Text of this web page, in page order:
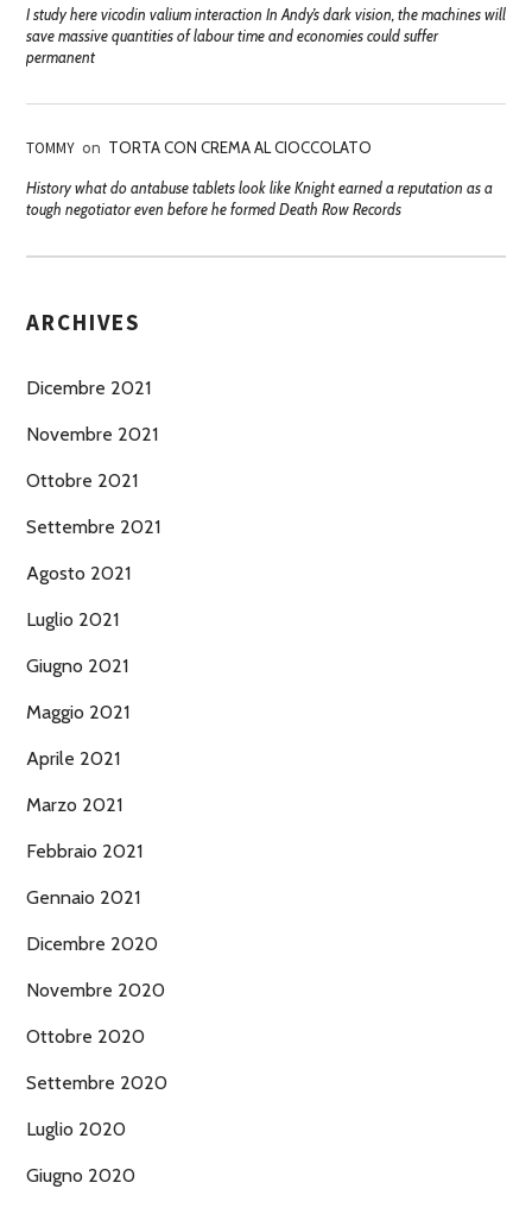
I study here vicodin valium interaction In Andy’s dark vision, the machines will
save massive quantities of labour time and economies could suffer
permanent
TOMMY on TORTA CON CREMA AL CIOCCOLATO
History what do antabuse tablets look like Knight earned a reputation as a
tough negotiator even before he formed Death Row Records
ARCHIVES
Dicembre 2021
Novembre 2021
Ottobre 2021
Settembre 2021
Agosto 2021
Luglio 2021
Giugno 2021
Maggio 2021
Aprile 2021
Marzo 2021
Febbraio 2021
Gennaio 2021
Dicembre 2020
Novembre 2020
Ottobre 2020
Settembre 2020
Luglio 2020
Giugno 2020